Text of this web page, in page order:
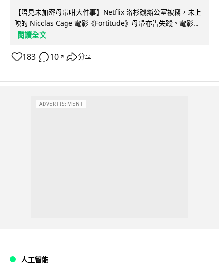
【唔見未加密母帶咁大件事】Netflix 洛杉磯辦公室被竊，未上
映的 Nicolas Cage 電影《Fortitude》母帶亦告失蹤。電影...
閱讀全文
183 10 ↗ 分享
ADVERTISEMENT
人工智能